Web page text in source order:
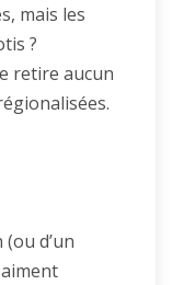
mais les
?
retire aucun
d’un